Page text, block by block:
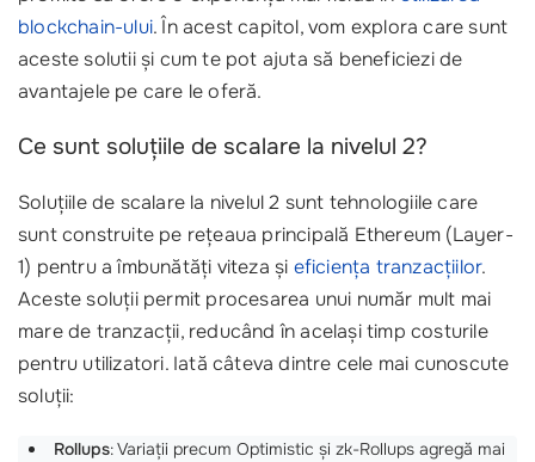
blockchain-ului. În acest capitol, vom explora care sunt
aceste solutii și cum te pot ajuta să beneficiezi de
avantajele pe care le oferă.
Ce sunt soluțiile de scalare la nivelul 2?
Soluțiile de scalare la nivelul 2 sunt tehnologiile care
sunt construite pe rețeaua principală Ethereum (Layer-
1) pentru a îmbunătăți viteza și eficiența tranzacțiilor.
Aceste soluții permit procesarea unui număr mult mai
mare de tranzacții, reducând în același timp costurile
pentru utilizatori. Iată câteva dintre cele mai cunoscute
soluții:
Rollups: Variații precum Optimistic și zk-Rollups agregă mai